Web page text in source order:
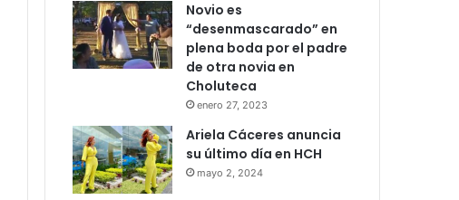
Novio es
“desenmascarado” en
plena boda por el padre
de otra novia en
Choluteca
enero 27, 2023
Ariela Cáceres anuncia
su último día en HCH
mayo 2, 2024